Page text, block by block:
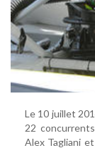
Le 10 juillet
22
Alex Tagliani